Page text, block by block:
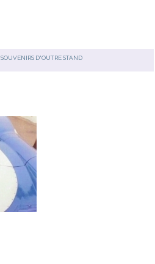
SOUVENIRS D'OUTRE STAND